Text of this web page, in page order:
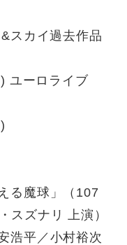
スカイ過去作品
ユーロライブ
る魔球」（107
スズナリ 上演）
浩平／小村裕次